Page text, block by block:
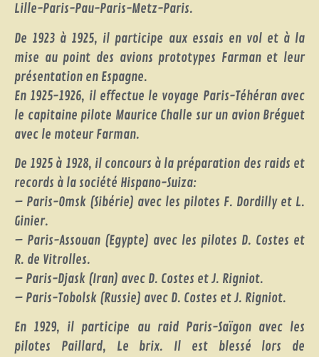
Lille-Paris-Pau-Paris-Metz-Paris.
De 1923 à 1925, il participe aux essais en vol et à la
mise au point des avions prototypes Farman et leur
présentation en Espagne.
En 1925-1926, il effectue le voyage Paris-Téhéran avec
le capitaine pilote Maurice Challe sur un avion Bréguet
avec le moteur Farman.
De 1925 à 1928, il concours à la préparation des raids et
records à la société Hispano-Suiza:
– Paris-Omsk (Sibérie) avec les pilotes F. Dordilly et L.
Ginier.
– Paris-Assouan (Egypte) avec les pilotes D. Costes et
R. de Vitrolles.
– Paris-Djask (Iran) avec D. Costes et J. Rigniot.
– Paris-Tobolsk (Russie) avec D. Costes et J. Rigniot.
En 1929, il participe au raid Paris-Saïgon avec les
pilotes Paillard, Le brix. Il est blessé lors de